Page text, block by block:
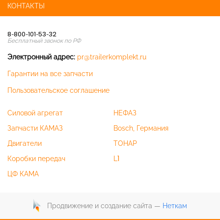
КОНТАКТЫ
8-800-101-53-32
Бесплатный звонок по РФ
Электронный адрес: pr@trailerkomplekt.ru
Гарантии на все запчасти
Пользовательское соглашение
Силовой агрегат
Запчасти КАМАЗ
Двигатели
Коробки передач
ЦФ КАМА
НЕФАЗ
Bosch, Германия
ТОНАР
L1
Продвижение и создание сайта — Неткам